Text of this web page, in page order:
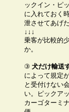
ックイン・ピ
に入れておく
泄させてあげ
↓↓↓
乗客が比較的
か。
③ 犬だけ輸送
によって規定
と受付けない
い。ピックア
カーゴターミ